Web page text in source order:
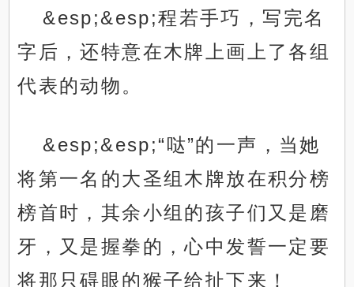
&esp;&esp;程若手巧，写完名
字后，还特意在木牌上画上了各组
代表的动物。
&esp;&esp;“哒”的一声，当她
将第一名的大圣组木牌放在积分榜
榜首时，其余小组的孩子们又是磨
牙，又是握拳的，心中发誓一定要
将那只碍眼的猴子给扯下来！